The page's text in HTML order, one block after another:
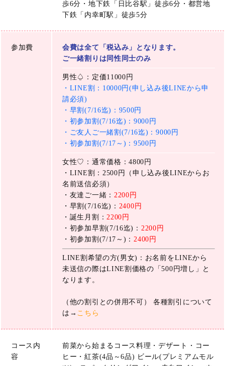
歩6分・地下鉄「日比谷駅」徒歩6分・都営地
下鉄「内幸町駅」徒歩5分
参加費
会費は全て「税込み」となります。
ご一緒割りは同性同士のみ
男性♤：定価11000円
・LINE割：10000円(申し込み後LINEから申
請必須)
・早割(7/16迄)：9500円
・初参加割(7/16迄)：9000円
・ご友人ご一緒割(7/16迄)：9000円
・初参加割(7/17～)：9500円
女性♡：通常価格：4800円
・LINE割：2500円（申し込み後LINEからお
名前送信必須）
・友達ご一緒： 2200円
・早割(7/16迄)： 2400円
・誕生月割： 2200円
・初参加早割(7/16迄)： 2200円
・初参加割(7/17～)： 2400円
LINE割希望の方(男女)：お名前をLINEから
未送信の際はLINE割価格の「500円増し」と
なります。
（他の割引との併用不可） 各種割引について
は→ こちら
コース内
容
前菜から始まるコース料理・デザート・コー
ヒー・紅茶(4品～6品) ビール(プレミアムモル